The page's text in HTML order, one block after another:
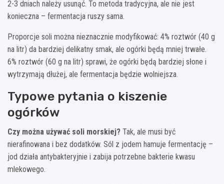
2-3 dniach należy usunąć. To metoda tradycyjna, ale nie jest
konieczna – fermentacja ruszy sama.
Proporcje soli można nieznacznie modyfikować: 4% roztwór (40 g
na litr) da bardziej delikatny smak, ale ogórki będą mniej trwałe.
6% roztwór (60 g na litr) sprawi, że ogórki będą bardziej słone i
wytrzymają dłużej, ale fermentacja będzie wolniejsza.
Typowe pytania o kiszenie
ogórków
Czy można używać soli morskiej? Tak, ale musi być
nierafinowana i bez dodatków. Sól z jodem hamuje fermentację –
jod działa antybakteryjnie i zabija potrzebne bakterie kwasu
mlekowego.